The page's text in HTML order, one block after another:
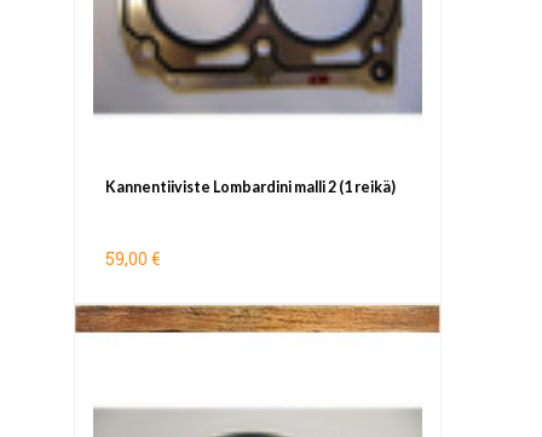
Kannentiiviste Lombardini malli 2 (1 reikä)
59,00 €